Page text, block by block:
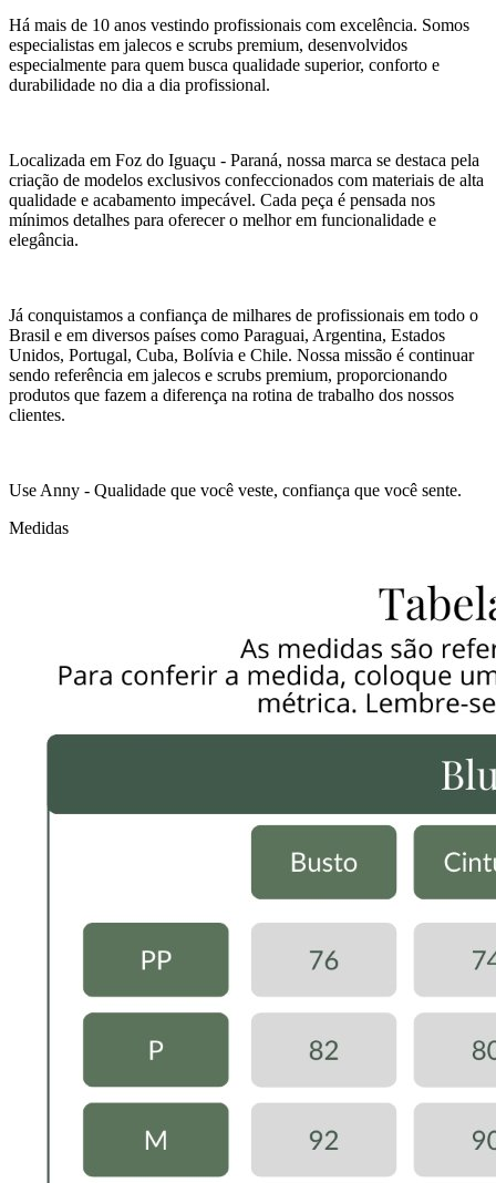
Há mais de 10 anos vestindo profissionais com excelência. Somos
especialistas em jalecos e scrubs premium, desenvolvidos
especialmente para quem busca qualidade superior, conforto e
durabilidade no dia a dia profissional.
Localizada em Foz do Iguaçu - Paraná, nossa marca se destaca pela
criação de modelos exclusivos confeccionados com materiais de alta
qualidade e acabamento impecável. Cada peça é pensada nos
mínimos detalhes para oferecer o melhor em funcionalidade e
elegância.
Já conquistamos a confiança de milhares de profissionais em todo o
Brasil e em diversos países como Paraguai, Argentina, Estados
Unidos, Portugal, Cuba, Bolívia e Chile. Nossa missão é continuar
sendo referência em jalecos e scrubs premium, proporcionando
produtos que fazem a diferença na rotina de trabalho dos nossos
clientes.
Use Anny - Qualidade que você veste, confiança que você sente.
Medidas